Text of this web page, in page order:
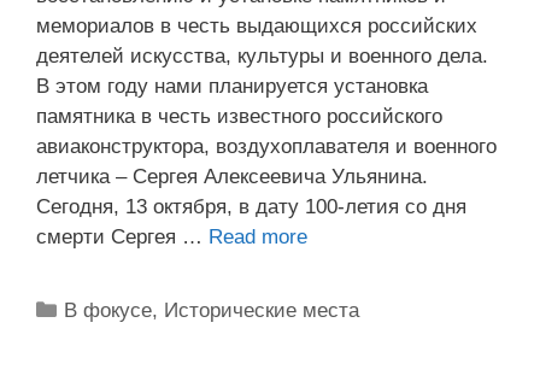
мемориалов в честь выдающихся российских
деятелей искусства, культуры и военного дела.
В этом году нами планируется установка
памятника в честь известного российского
авиаконструктора, воздухоплавателя и военного
летчика – Сергея Алексеевича Ульянина.
Сегодня, 13 октября, в дату 100-летия со дня
смерти Сергея … Read more
Рубрики
В фокусе, Исторические места